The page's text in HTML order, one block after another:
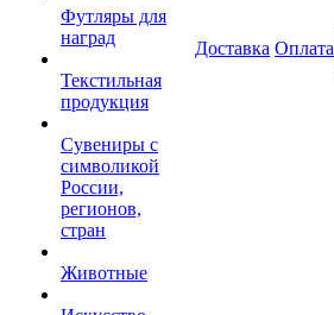
Футляры для
наград
Текстильная
продукция
Сувениры с
символикой
России,
регионов,
стран
Животные
Доставка Оплата